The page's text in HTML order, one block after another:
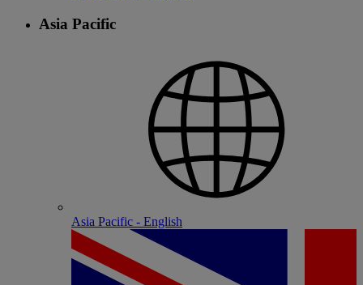
Asia Pacific
Asia Pacific - English